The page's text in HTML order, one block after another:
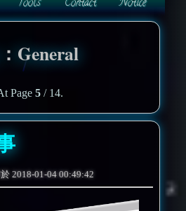
General
Page5 / 14.
於2018-01-04 00:49:42